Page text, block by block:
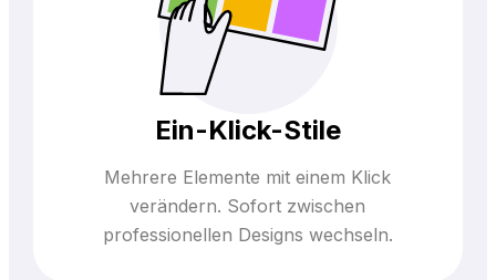
Ein-Klick-Stile
Mehrere Elemente mit einem Klick
verändern. Sofort zwischen
professionellen Designs wechseln.